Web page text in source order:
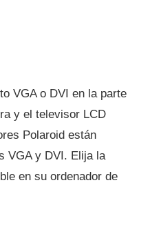
VGA o DVI en la parte
y el televisor LCD
Polaroid están
VGA y DVI. Elija la
en su ordenador de